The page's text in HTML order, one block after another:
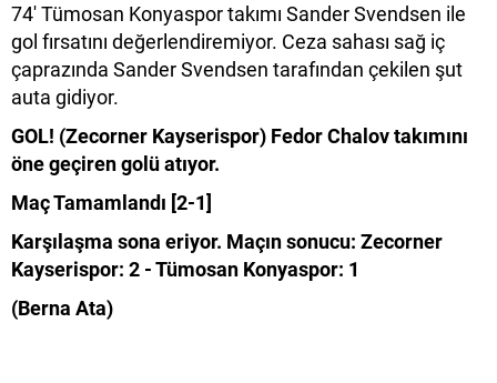
74' Tümosan Konyaspor takımı Sander Svendsen ile
gol fırsatını değerlendiremiyor. Ceza sahası sağ iç
çaprazında Sander Svendsen tarafından çekilen şut
auta gidiyor.
GOL! (Zecorner Kayserispor) Fedor Chalov takımını
öne geçiren golü atıyor.
Maç Tamamlandı [2-1]
Karşılaşma sona eriyor. Maçın sonucu: Zecorner
Kayserispor: 2 - Tümosan Konyaspor: 1
(Berna Ata)